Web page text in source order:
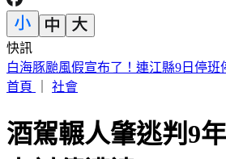
快訊
帶孫散步遭無照撞死 女兒悲喊：第
首頁
社會
酒駕輾人肇逃判9